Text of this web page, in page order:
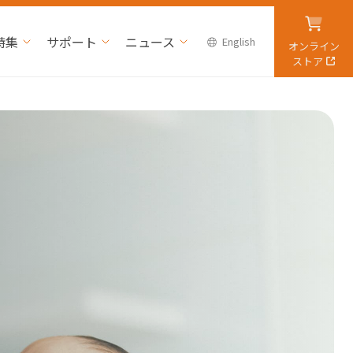
集 サポート ニュース English
オンライン
ストア